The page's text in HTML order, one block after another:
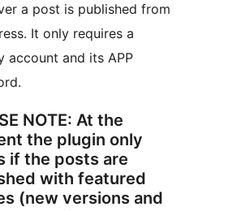
a post is published from
It only requires a
account and its APP
NOTE: At the
the plugin only
if the posts are
with featured
(new versions and